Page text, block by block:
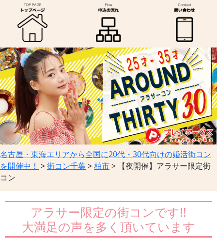
名古屋・東海エリアから全国に20代・30代向けの婚活街コン
を開催中！ >街コン千葉>柏市>
【夜開催】アラサー限定街
コン
アラサー限定の街コンです!!
大満足の声を多く頂いています